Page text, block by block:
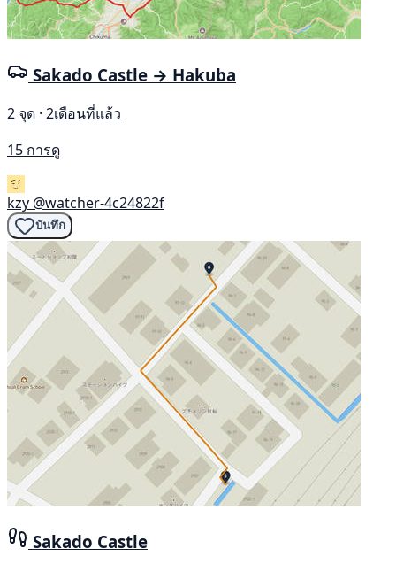
Sakado Castle → Hakuba
2 จุด · 2เดือนที่แล้ว
15 การดู
kzy @watcher-4c24822f
บันทึก
Sakado Castle